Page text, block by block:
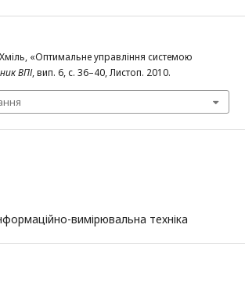
«Оптимальне управління системою
ВПІ, вип. 6, с. 36–40, Листоп. 2010.
вимірювальна техніка